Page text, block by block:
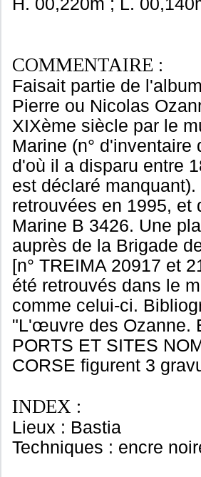
H. 00,220m ; L.
COMMENTAIRE :
Faisait partie de
Pierre ou Nicolas
XIXème siècle par le
Marine (n°
d'où il a disparu entre
est déclaré
retrouvées en 1995, et
Marine B 3426. Une
auprès de la Brigade
[n° TREIMA 20917 et
été retrouvés dans le
comme celui-ci.
"L'œuvre des Ozanne.
PORTS ET SITES
CORSE figurent 3
INDEX :
Lieux : Bastia
Techniques : encre